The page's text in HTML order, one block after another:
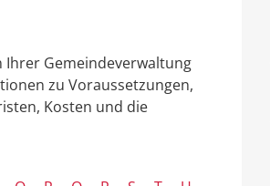
Gemeindeverwaltung
zu Voraussetzungen,
Kosten und die